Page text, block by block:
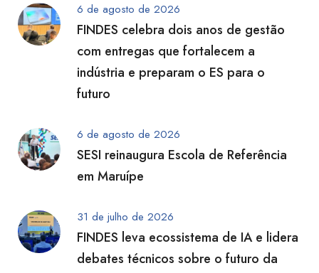
6 de agosto de 2026
FINDES celebra dois anos de gestão
com entregas que fortalecem a
indústria e preparam o ES para o
futuro
6 de agosto de 2026
SESI reinaugura Escola de Referência
em Maruípe
31 de julho de 2026
FINDES leva ecossistema de IA e lidera
debates técnicos sobre o futuro da